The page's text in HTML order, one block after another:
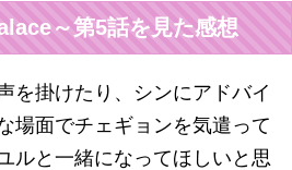
～第5話を見た感想
を掛けたり、シンにアドバイ
場面でチェギョンを気遣って
ルと一緒になってほしいと思